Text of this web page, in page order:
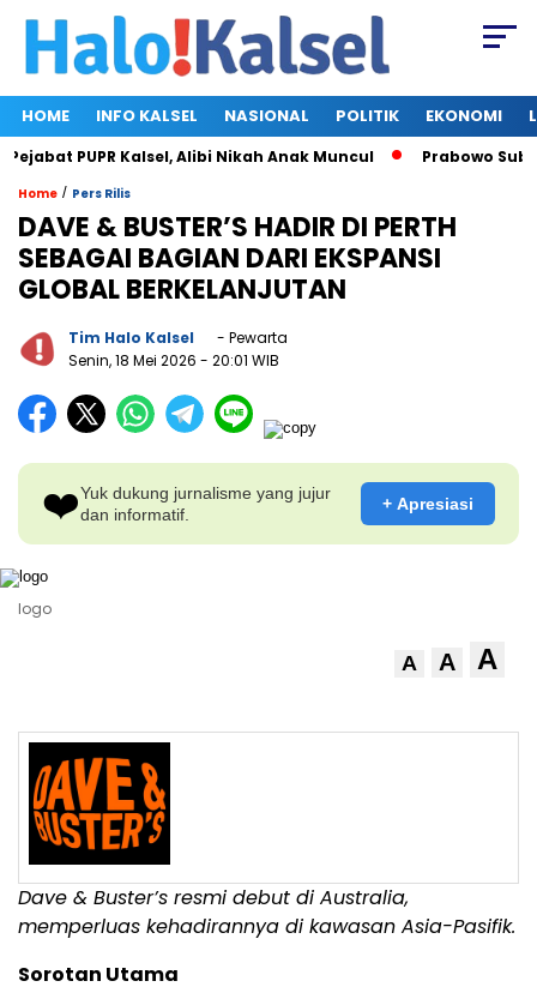
HOME INFO KALSEL NASIONAL POLITIK EKONOMI
PUPR Kalsel, Alibi Nikah Anak Muncul Prabowo
Home / Pers Rilis
DAVE & BUSTER’S HADIR DI PERTH
SEBAGAI BAGIAN DARI EKSPANSI
GLOBAL BERKELANJUTAN
Tim Halo Kalsel
- Pewarta
Senin, 18 Mei 2026 - 20:01 WIB
❤️Yuk dukung jurnalisme yang jujur
dan informatif.
+ Apresiasi
logo
A A A
Dave & Buster’s resmi debut di Australia,
memperluas kehadirannya di kawasan Asia-Pasifik.
Sorotan Utama